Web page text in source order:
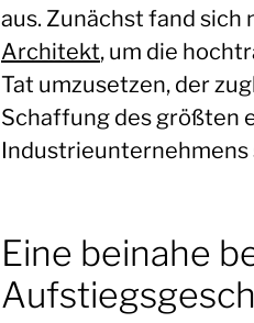
aus. Zunächst fand
Architekt, um die
Tat umzusetzen, der
Schaffung des größten
Industrieunternehmens
Eine beinahe